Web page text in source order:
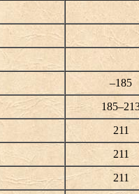
–185
211
211
211